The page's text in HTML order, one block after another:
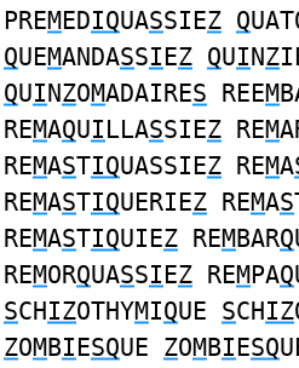
PREMEDIQUASSIEZ Q
QUEMANDASSIEZ QUINZ
QUINZOMADAIRES REEM
REMAQUILLASSIEZ REM
REMASTIQUASSIEZ REMA
REMASTIQUERIEZ REMAS
REMASTIQUIEZ REMBARQ
REMORQUASSIEZ REMPAQ
SCHIZOTHYMIQUE SCHIZ
ZOMBIESQUE ZOMBIESQ